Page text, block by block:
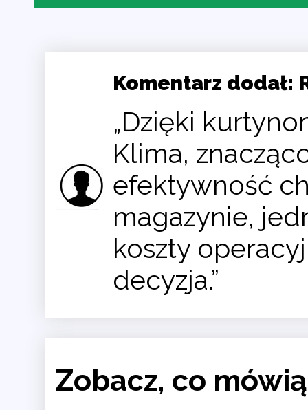
Komentarz dodał:
„Dzięki
Klima,
efektywność
magazynie,
koszty
decyzja.”
Zobacz, co